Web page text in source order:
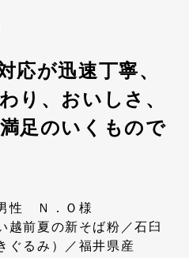
応が迅速丁寧、
り、おいしさ、
足のいくもので
性 Ｎ．Ｏ様
越前夏の新そば粉／石臼
ぐるみ）／福井県産